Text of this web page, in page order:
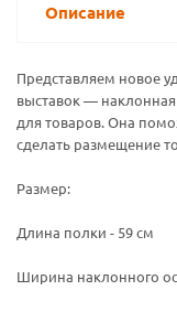
Описание
Представляем новое
выставок —
для товаров. Она
сделать размещение
Размер:
Длина полки - 59 см
Ширина наклонного